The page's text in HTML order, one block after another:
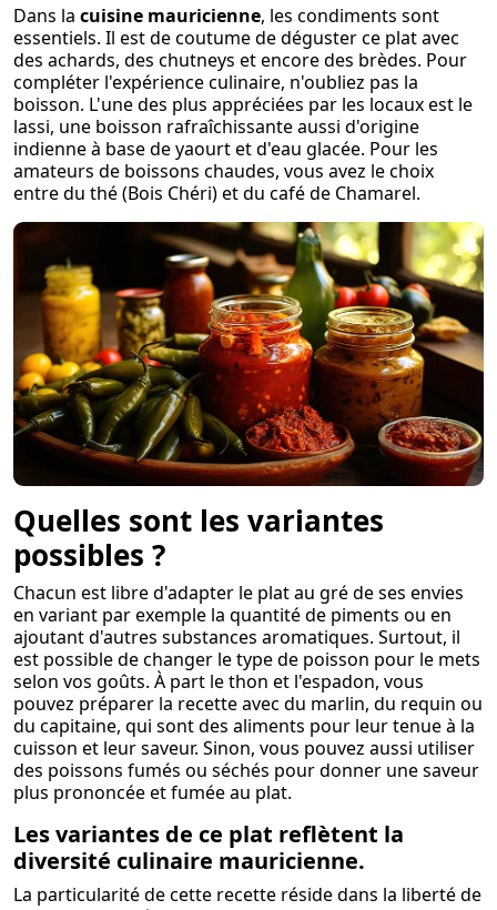
Dans la cuisine mauricienne, les condiments sont
essentiels. Il est de coutume de déguster ce plat avec
des achards, des chutneys et encore des brèdes. Pour
compléter l'expérience culinaire, n'oubliez pas la
boisson. L'une des plus appréciées par les locaux est le
lassi, une boisson rafraîchissante aussi d'origine
indienne à base de yaourt et d'eau glacée. Pour les
amateurs de boissons chaudes, vous avez le choix
entre du thé (Bois Chéri) et du café de Chamarel.
Quelles sont les variantes
possibles ?
Chacun est libre d'adapter le plat au gré de ses envies
en variant par exemple la quantité de piments ou en
ajoutant d'autres substances aromatiques. Surtout, il
est possible de changer le type de poisson pour le mets
selon vos goûts. À part le thon et l'espadon, vous
pouvez préparer la recette avec du marlin, du requin ou
du capitaine, qui sont des aliments pour leur tenue à la
cuisson et leur saveur. Sinon, vous pouvez aussi utiliser
des poissons fumés ou séchés pour donner une saveur
plus prononcée et fumée au plat.
Les variantes de ce plat reflètent la
diversité culinaire mauricienne.
La particularité de cette recette réside dans la liberté de